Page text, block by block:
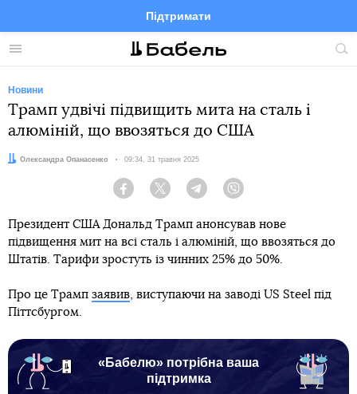
Меню
Підтримати
FacebookTelegramTwitter
Новини
Трамп удвічі підвищить мита на сталь і
алюміній, що ввозяться до США
Автор:
Олександра Опанасенко Дата:
09:34, 31 травня 2025
Facebook Twitter Telegram
Президент США Дональд Трамп анонсував нове
підвищення мит на всі сталь і алюміній, що ввозяться до
Штатів. Тарифи зростуть із чинних 25% до 50%.
Про це Трамп заявив, виступаючи на заводі US Steel під
Піттсбургом.
«Бабелю» потрібна ваша
підтримка